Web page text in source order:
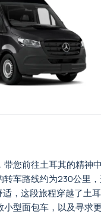
您前往土耳其的精
车路线约为230公
，这段旅程穿越了
型面包车，以及寻